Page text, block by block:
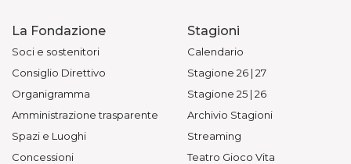
La Fondazione
Soci e sostenitori
Consiglio Direttivo
Organigramma
Amministrazione trasparente
Spazi e Luoghi
Concessioni
Stagioni
Calendario
Stagione 26 | 27
Stagione 25 | 26
Archivio Stagioni
Streaming
Teatro Gioco Vita